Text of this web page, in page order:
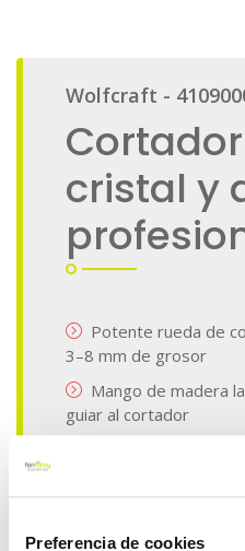
Preferencia de cookies